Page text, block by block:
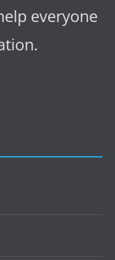
everyone